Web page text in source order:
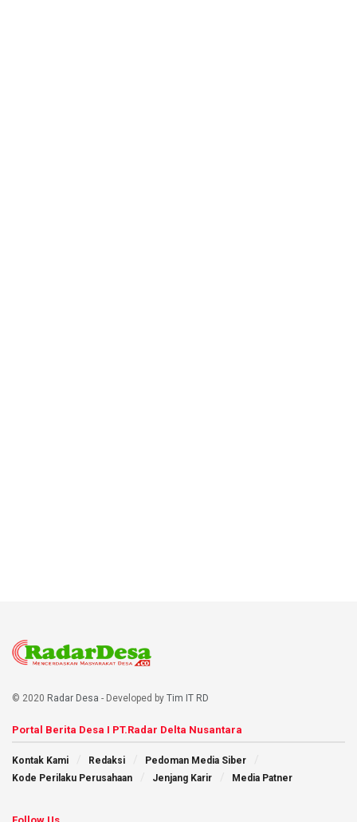
© 2020 Radar Desa - Developed by Tim IT RD
Portal Berita Desa I PT.Radar Delta Nusantara
Kontak Kami Redaksi
Pedoman Media Siber
Kode Perilaku Perusahaan
Jenjang Karir Media Patner